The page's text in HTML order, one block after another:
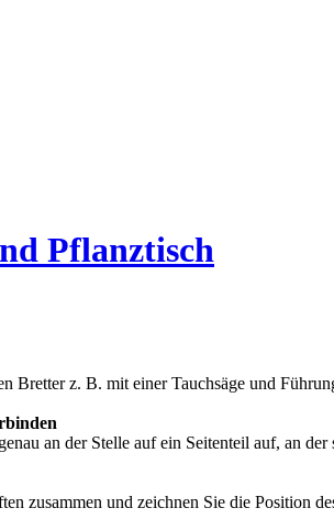
Pflanztisch
Bretter z. B. mit einer Tauchsäge und
an der Stelle auf ein Seitenteil auf, an
zusammen und zeichnen Sie die Position